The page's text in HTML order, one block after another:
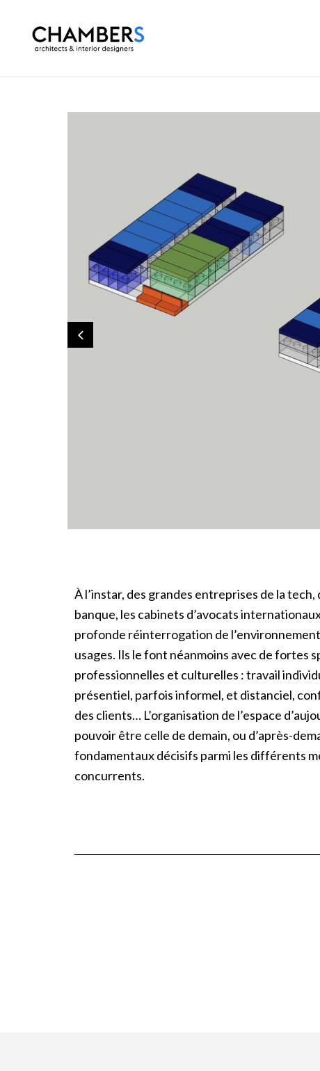
À l’instar, des grandes entreprises de la tech,
banque, les cabinets d’avocats
profonde réinterrogation de
usages. Ils le font néanmoins avec de fortes
professionnelles et culturelles : travail
présentiel, parfois informel, et distanciel,
des clients… L’organisation de l’espace
pouvoir être celle de demain, ou d’après-
fondamentaux décisifs parmi les différents
concurrents.